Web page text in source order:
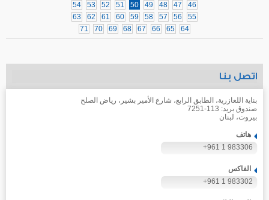
46
47
48
49
50
51
52
53
54
55
56
57
58
59
60
61
62
63
64
65
66
67
68
69
70
71
اتصل بنا
بناية اللعازرية، الطابق الرابع، شارع الأمير بشير، رياض الصلح
صندوق بريد: 113-7251
بيروت، لبنان
هاتف
+961 1 983306
الفاكس
+961 1 983302